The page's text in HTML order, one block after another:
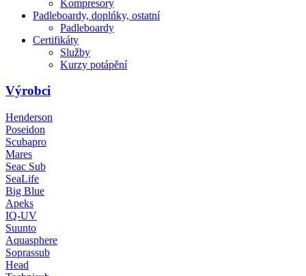
Kompresory
Padleboardy, doplńky, ostatní
Padleboardy
Certifikáty
Služby
Kurzy potápění
Výrobci
Henderson
Poseidon
Scubapro
Mares
Seac Sub
SeaLife
Big Blue
Apeks
IQ-UV
Suunto
Aquasphere
Soprassub
Head